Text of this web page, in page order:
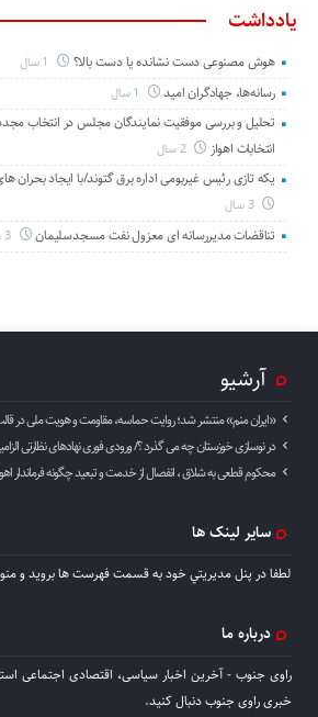
یادداشت
هوش مصنوعی دست نشانده یا دست بالا؟
رسانه‌ها، جهادگران امید
تحلیل و بررسی موفقیت نمایندگان مجلس در انتخاب
انتخابات اهواز
2 سال
یکه تازی رئیس غیربومی اداره برق گتوند/با ایجاد بحران
3 سال
تناقضات مدیررسانه ای معزول نفت مسجدسلیمان 3 سال
آرشیو
«ایران منم» منتشر شد؛ روایت حماسه، مقاومت و هویت ملی در
در نوسازی خوزستان چه می گذرد ؟/ ورودی فوری نهادهای نظارتی
محکوم قطعی به شلاق ، انفصال از خدمت و تبعید چگونه فرماندار
سایر لینک ها
لطفا در پنل مديريتي خود به قسمت فهرست ها برويد و
درباره ما
راوی جنوب - آخرین اخبار سیاسی، اقتصادی اجتماعی
خبری راوی جنوب دنبال کنید.